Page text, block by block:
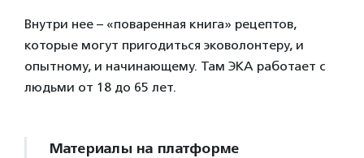
Внутри нее – «поваренная книга» рецептов,
которые могут пригодиться эковолонтеру, и
опытному, и начинающему. Там ЭКА работает с
людьми от 18 до 65 лет.
Материалы на платформе